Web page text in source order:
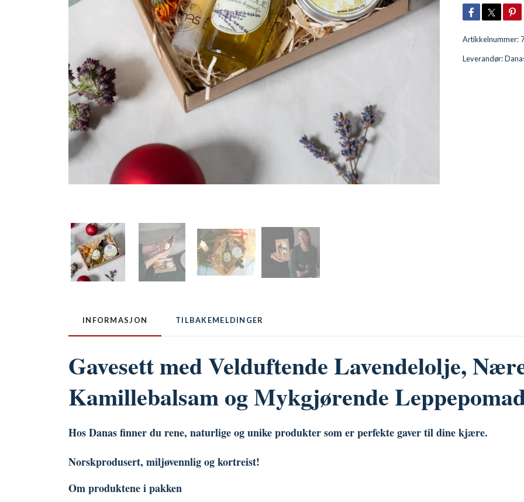
Artikkelnummer:
Leverandør:
INFORMASJON TILBAKEMELDINGER
Gavesett med Velduftende Lavendelolje,
Kamillebalsam og Mykgjørende
Hos Danas finner du rene, naturlige og unike produkter som er perfekte gaver til dine kjære.
Norskprodusert, miljøvennlig og kortreist!
Om produktene i pakken